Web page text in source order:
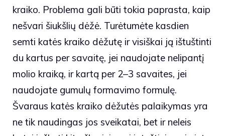
kraiko. Problema gali būti tokia paprasta, kaip
nešvari šiukšlių dėžė. Turėtumėte kasdien
semti katės kraiko dėžutę ir visiškai ją ištuštinti
du kartus per savaitę, jei naudojate nelipantį
molio kraiką, ir kartą per 2–3 savaites, jei
naudojate gumulų formavimo formulę.
Švaraus katės kraiko dėžutės palaikymas yra
ne tik naudingas jos sveikatai, bet ir neleis